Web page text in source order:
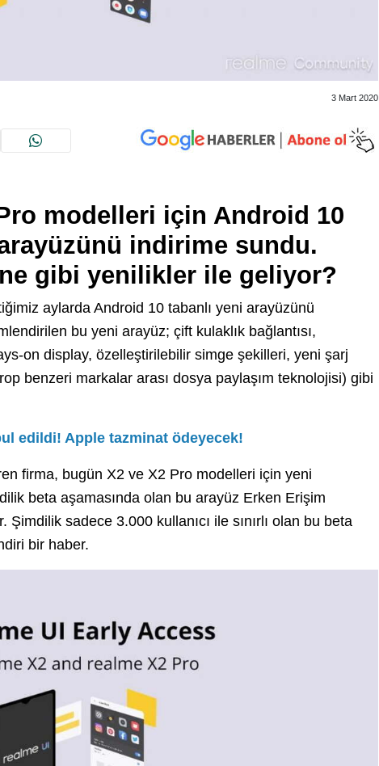
3 Mart 2020
modelleri için Android 10
indirime sundu.
gibi yenilikler ile geliyor?
aylarda Android 10 tabanlı yeni arayüzünü
bu yeni arayüz; çift kulaklık bağlantısı,
on display, özelleştirilebilir simge şekilleri, yeni şarj
benzeri markalar arası dosya paylaşım teknolojisi) gibi
edildi! Apple tazminat ödeyecek!
firma, bugün X2 ve X2 Pro modelleri için yeni
beta aşamasında olan bu arayüz Erken Erişim
Şimdilik sadece 3.000 kullanıcı ile sınırlı olan bu beta
bir haber.